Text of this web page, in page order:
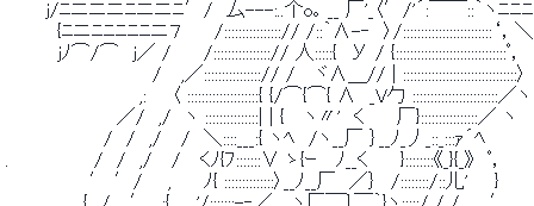
ｊ/ﾆニニニﾆニニﾆ′/　厶---:..个o｡ __ 厂'_〈′/'´:￣￣::｀ヽﾆﾆﾆ
{ﾆニﾆﾆﾆﾆﾆニ７　　 /::::::::::::::::// /::｀∧-‐　〉/:::::::::::::::::::::::::‘，
ｊﾉ⌒/⌒　ｊ／ /　　 /::::::::::::::::// 人:::::{　У / {:::::::::::::::::::::::::::::::ﾟ，
/　 ,／::::::::::::::::// /　 ヾ∧＿// | ::::::::::::::::::::::::::::::::〉
,: 　 〈 ::::::::::::::::::::{ {/⌒{⌒{ ∧　_V勹 ::::::::::::::::::::::::／
／/　,/　ヽ :::::::::::::::| | {　 ヽ〃'　く　　 厂}::::::::::::::::／ ヽ
/　/　,/　 /　＼::::___:{ ヽﾍ　/ヽ__厂 ｝__ﾉ_丿_::_:::ｧ´ﾍ　　　
.　　　　　　 /　/　,/ 　/　 くﾉ{ﾌ:::::::∨ ゝ{ｰ　 ﾉ__く 　　}::::::::《_}{_》　ﾟ，　
′ ′/ 　 ,　 　ﾉ{ ::::::::::::::〉__ﾉ__厂　／｝　/::::::::/::儿'　　}